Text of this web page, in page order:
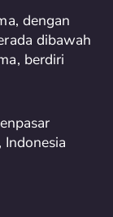
dengan
dibawah
berdiri